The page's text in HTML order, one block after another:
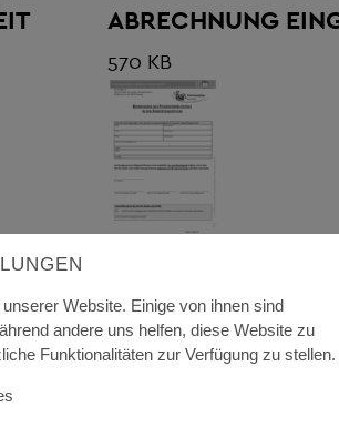
ABRECHNUNG
570 KB
MITTEILUNG
438 KB
Website. Einige von ihnen sind
andere uns helfen, diese Website zu
Funktionalitäten zur Verfügung zu stellen.